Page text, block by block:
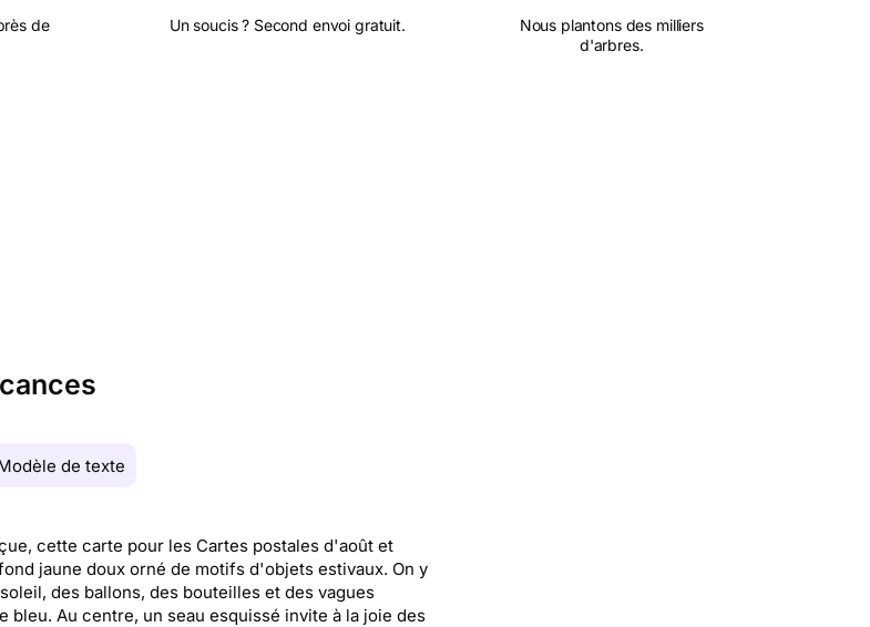
de
Un soucis ? Second envoi gratuit.
Nous plantons des milliers
d'arbres.
de texte
cette carte pour les Cartes postales d'août et
jaune doux orné de motifs d'objets estivaux. On y
des ballons, des bouteilles et des vagues
bleu. Au centre, un seau esquissé invite à la joie des